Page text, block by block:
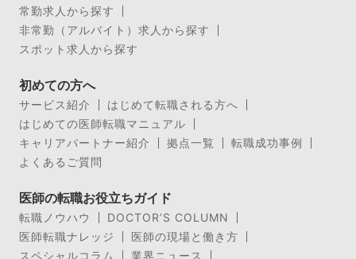
常勤求人から探す
非常勤（アルバイト）求人から探す
スポット求人から探す
初めての方へ
サービス紹介
はじめて転職される方へ
はじめての医師転職マニュアル
キャリアパートナー紹介
拠点一覧
転職成功事例
よくあるご質問
医師の転職お役立ちガイド
転職ノウハウ
DOCTOR’S COLUMN
医師転職ナレッジ
医師の現場と働き方
スペシャルコラム
業界ニュース